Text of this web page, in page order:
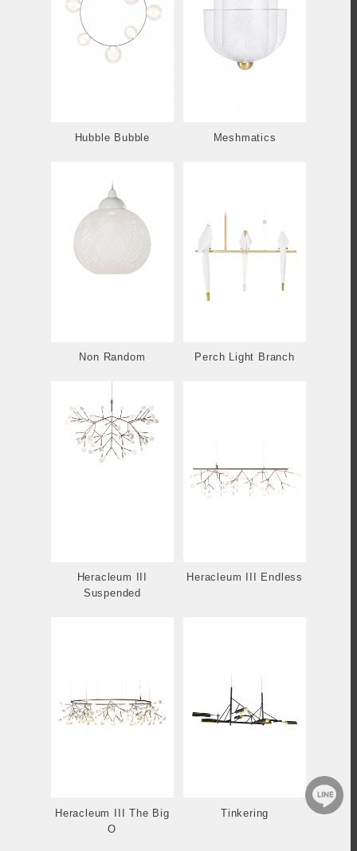
Hubble Bubble Meshmatics
Non Random Perch Light Branch
Heracleum III
Suspended
Heracleum III Endless
Heracleum III The Big
O
Tinkering